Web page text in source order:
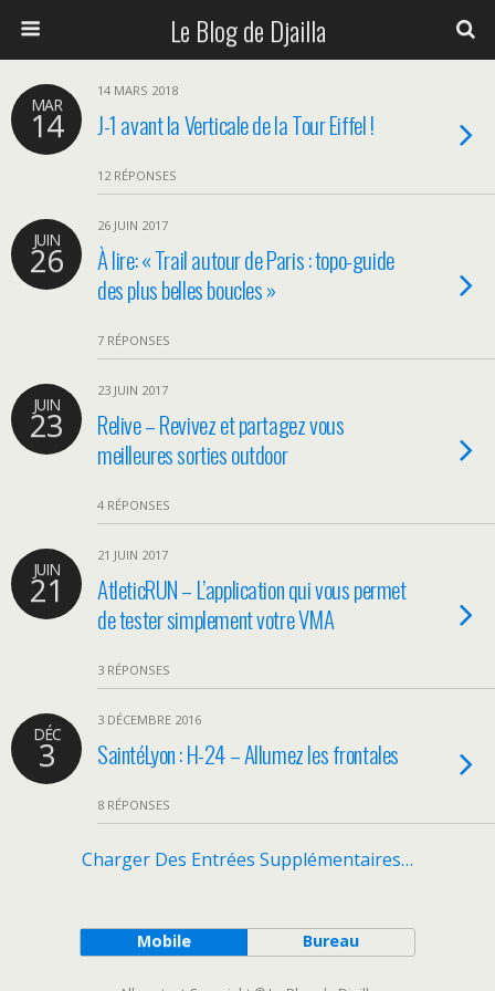
Le Blog de Djailla
MAR
14
14 MARS 2018
J-1 avant la Verticale de la Tour Eiffel !
12 RÉPONSES
JUIN
26
26 JUIN 2017
À lire: « Trail autour de Paris : topo-guide
des plus belles boucles »
7 RÉPONSES
JUIN
23
23 JUIN 2017
Relive – Revivez et partagez vous
meilleures sorties outdoor
4 RÉPONSES
JUIN
21
21 JUIN 2017
AtleticRUN – L’application qui vous permet
de tester simplement votre VMA
3 RÉPONSES
DÉC
3
3 DÉCEMBRE 2016
SaintéLyon : H-24 – Allumez les frontales
8 RÉPONSES
Charger Des Entrées Supplémentaires…
Mobile Bureau